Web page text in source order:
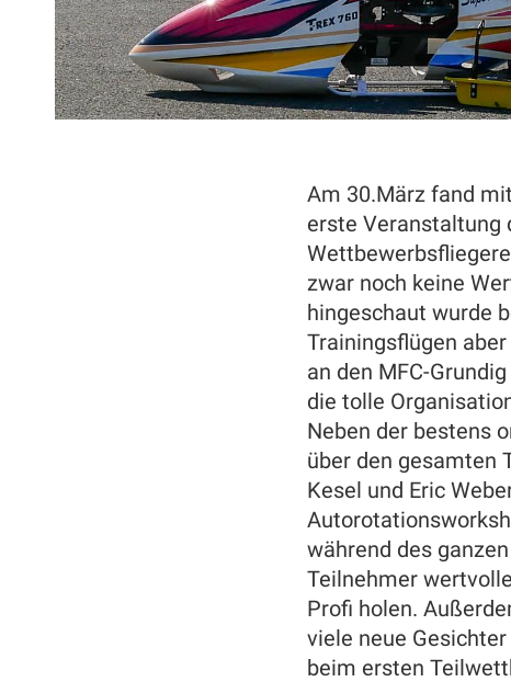
Am 30.März fand
erste Veranstaltung
zwar noch keine
hingeschaut wurde
Trainingsflügen
an den MFC-
die tolle
Neben der bestens
über den gesamten
Kesel und Eric
während des
Teilnehmer
Profi holen.
viele neue
beim ersten